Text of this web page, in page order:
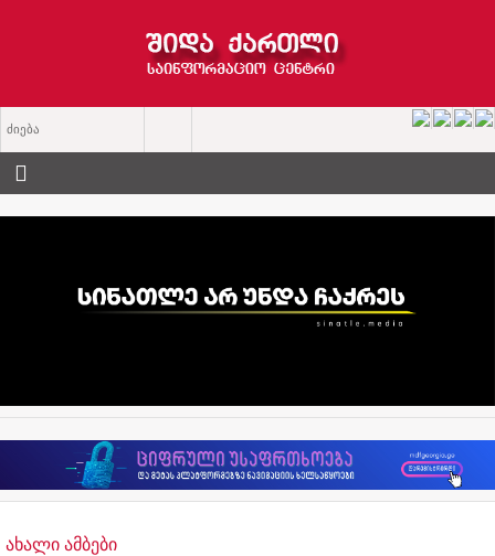
ახალი ამბები